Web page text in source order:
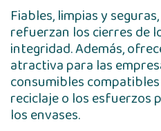
Fiables, limpias y
refuerzan los cierres de
integridad. Además,
atractiva para las
consumibles
reciclaje o los esfuerzos
los envases.